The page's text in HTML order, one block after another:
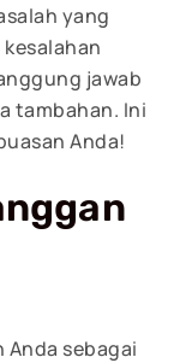
yang
jawab
tambahan. Ini
Anda!
sebagai